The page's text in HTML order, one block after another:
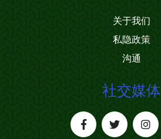
关于我们
私隐政策
沟通
社交媒体